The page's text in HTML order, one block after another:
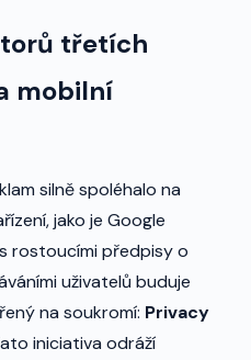
třetích
mobilní
silně spoléhalo na
jako je Google
rostoucími předpisy o
uživatelů buduje
na soukromí: Privacy
iniciativa odráží